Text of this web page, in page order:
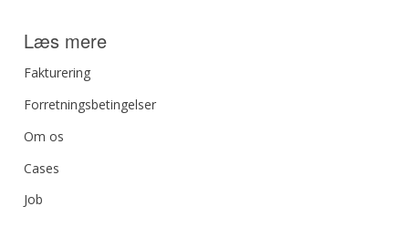
Læs mere
Fakturering
Forretningsbetingelser
Om os
Cases
Job